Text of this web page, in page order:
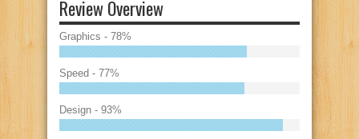
Review Overview
Graphics - 78%
Speed - 77%
Design - 93%